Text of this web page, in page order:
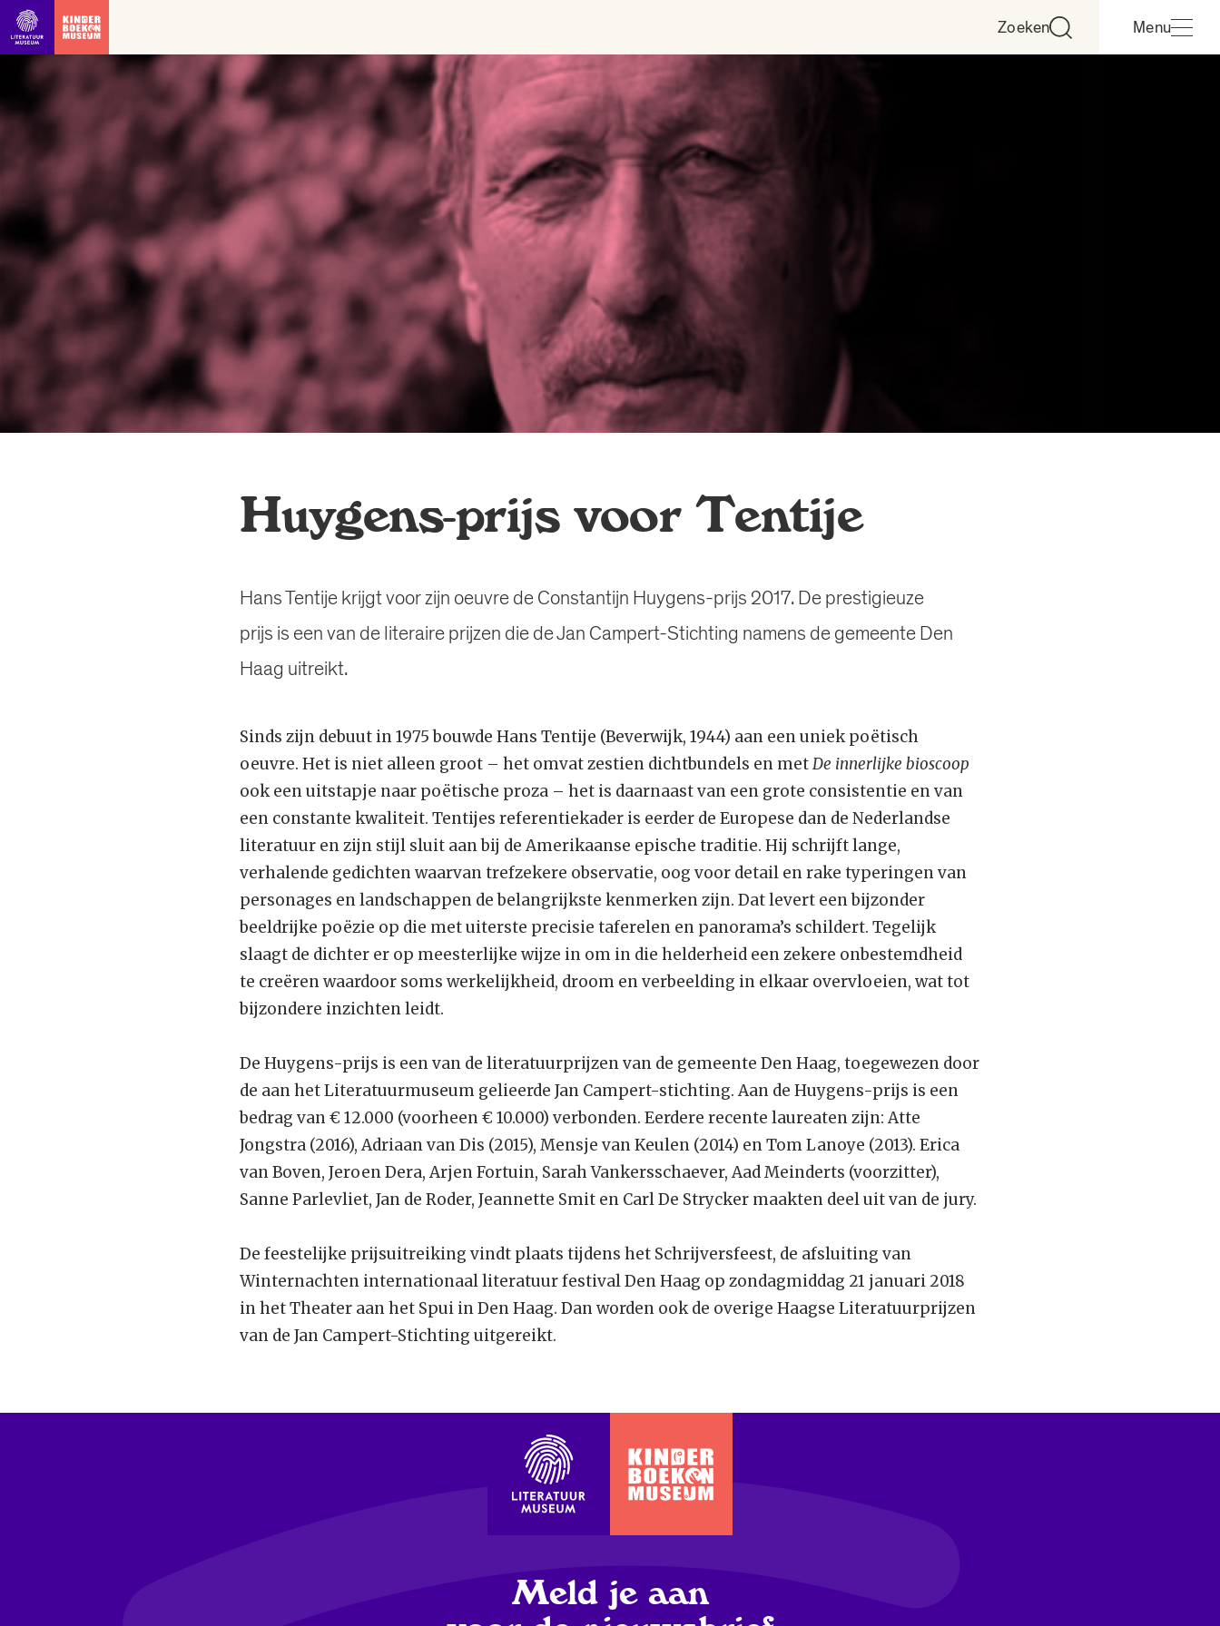
Ga direct naar inhoud Zoeken Menu
Huygens-prijs voor Tentije
Hans Tentije krijgt voor zijn oeuvre de Constantijn Huygens-prijs 2017. De prestigieuze
prijs is een van de literaire prijzen die de Jan Campert-Stichting namens de gemeente Den
Haag uitreikt.
Sinds zijn debuut in 1975 bouwde Hans Tentije (Beverwijk, 1944) aan een uniek poëtisch
oeuvre. Het is niet alleen groot – het omvat zestien dichtbundels en metDe innerlijke bioscoop
ook een uitstapje naar poëtische proza – het is daarnaast van een grote consistentie en van
een constante kwaliteit. Tentijes referentiekader is eerder de Europese dan de Nederlandse
literatuur en zijn stijl sluit aan bij de Amerikaanse epische traditie. Hij schrijft lange,
verhalende gedichten waarvan trefzekere observatie, oog voor detail en rake typeringen van
personages en landschappen de belangrijkste kenmerken zijn. Dat levert een bijzonder
beeldrijke poëzie op die met uiterste precisie taferelen en panorama’s schildert. Tegelijk
slaagt de dichter er op meesterlijke wijze in om in die helderheid een zekere onbestemdheid
te creëren waardoor soms werkelijkheid, droom en verbeelding in elkaar overvloeien, wat tot
bijzondere inzichten leidt.
De Huygens-prijs is een van de literatuurprijzen van de gemeente Den Haag, toegewezen door
de aan het Literatuurmuseum gelieerde Jan Campert-stichting. Aan de Huygens-prijs is een
bedrag van € 12.000 (voorheen € 10.000) verbonden. Eerdere recente laureaten zijn: Atte
Jongstra (2016), Adriaan van Dis (2015), Mensje van Keulen (2014) en Tom Lanoye (2013). Erica
van Boven, Jeroen Dera, Arjen Fortuin, Sarah Vankersschaever, Aad Meinderts (voorzitter),
Sanne Parlevliet, Jan de Roder, Jeannette Smit en Carl De Strycker maakten deel uit van de jury.
De feestelijke prijsuitreiking vindt plaats tijdens het Schrijversfeest, de afsluiting van
Winternachten internationaal literatuur festival Den Haag op zondagmiddag 21 januari 2018
in het Theater aan het Spui in Den Haag. Dan worden ook de overige Haagse Literatuurprijzen
van de Jan Campert-Stichting uitgereikt.
Meld je aan